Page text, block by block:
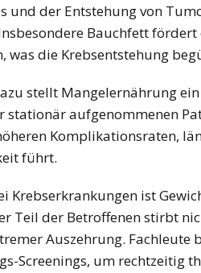
und der Entstehung von
Bauchfett
was die Krebsentstehung
stellt Mangelernährung
stationär aufgenommenen
Komplikationsraten,
führt.
Krebserkrankungen ist
Teil der Betroffenen stirbt
Auszehrung.
Screenings, um rechtzeitig
45 Prozent
Asylanträge
Rückläufiger